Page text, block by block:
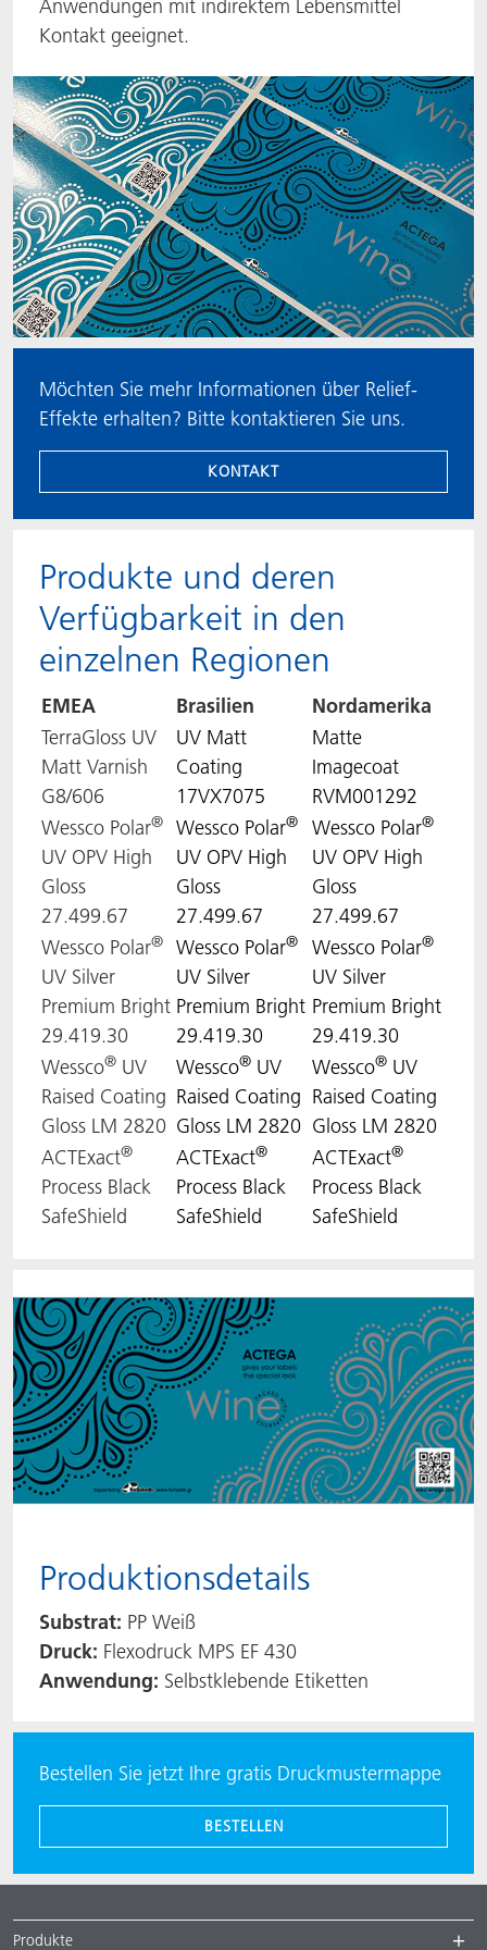
Anwendungen mit indirektem Lebensmittel
Kontakt geeignet.
Möchten Sie mehr Informationen über Relief-
Effekte erhalten? Bitte kontaktieren Sie uns.
KONTAKT
Produkte und deren
Verfügbarkeit in den
einzelnen Regionen
EMEA Brasilien
Nordamerika
TerraGloss UV
Matt Varnish
G8/606
UV Matt
Coating
17VX7075
Matte
Imagecoat
RVM001292
Wessco Polar®
UV OPV High
Gloss
27.499.67
Wessco Polar®
UV OPV High
Gloss
27.499.67
Wessco Polar®
UV OPV High
Gloss
27.499.67
Wessco Polar®
UV Silver
Premium Bright
29.419.30
Wessco Polar®
UV Silver
Premium Bright
29.419.30
Wessco Polar®
UV Silver
Premium Bright
29.419.30
Wessco® UV
Raised Coating
Gloss LM 2820
Wessco® UV
Raised Coating
Gloss LM 2820
Wessco® UV
Raised Coating
Gloss LM 2820
ACTExact®
Process Black
SafeShield
ACTExact®
Process Black
SafeShield
ACTExact®
Process Black
SafeShield
Produktionsdetails
Substrat: PP Weiß
Druck: Flexodruck MPS EF 430
Anwendung: Selbstklebende Etiketten
Bestellen Sie jetzt Ihre gratis Druckmustermappe
BESTELLEN
Produkte
ACTNext
BlisterKote
FoodClass
FoodSafe
MotionCoat
PakSafe
WESSCO
Let's ACT
FAQ
ACTEGA Rhenacoat
ACTEGA Schmid Rhyner